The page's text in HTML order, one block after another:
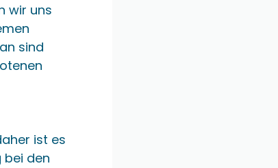
wir uns
sind
ist es
bei den